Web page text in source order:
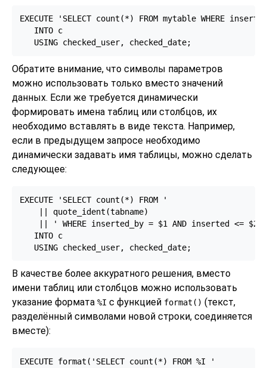
EXECUTE 'SELECT count(*) FROM mytable WHERE
   INTO c
   USING checked_user, checked_date;
Обратите внимание, что символы параметров
можно использовать только вместо значений
данных. Если же требуется динамически
формировать имена таблиц или столбцов, их
необходимо вставлять в виде текста. Например,
если в предыдущем запросе необходимо
динамически задавать имя таблицы, можно сделать
следующее:
EXECUTE 'SELECT count(*) FROM '
    || quote_ident(tabname)
    || ' WHERE inserted_by = $1 AND inserted <= $2'
   INTO c
   USING checked_user, checked_date;
В качестве более аккуратного решения, вместо
имени таблиц или столбцов можно использовать
указание формата %I с функцией format() (текст,
разделённый символами новой строки, соединяется
вместе):
EXECUTE format('SELECT count(*) FROM %I '